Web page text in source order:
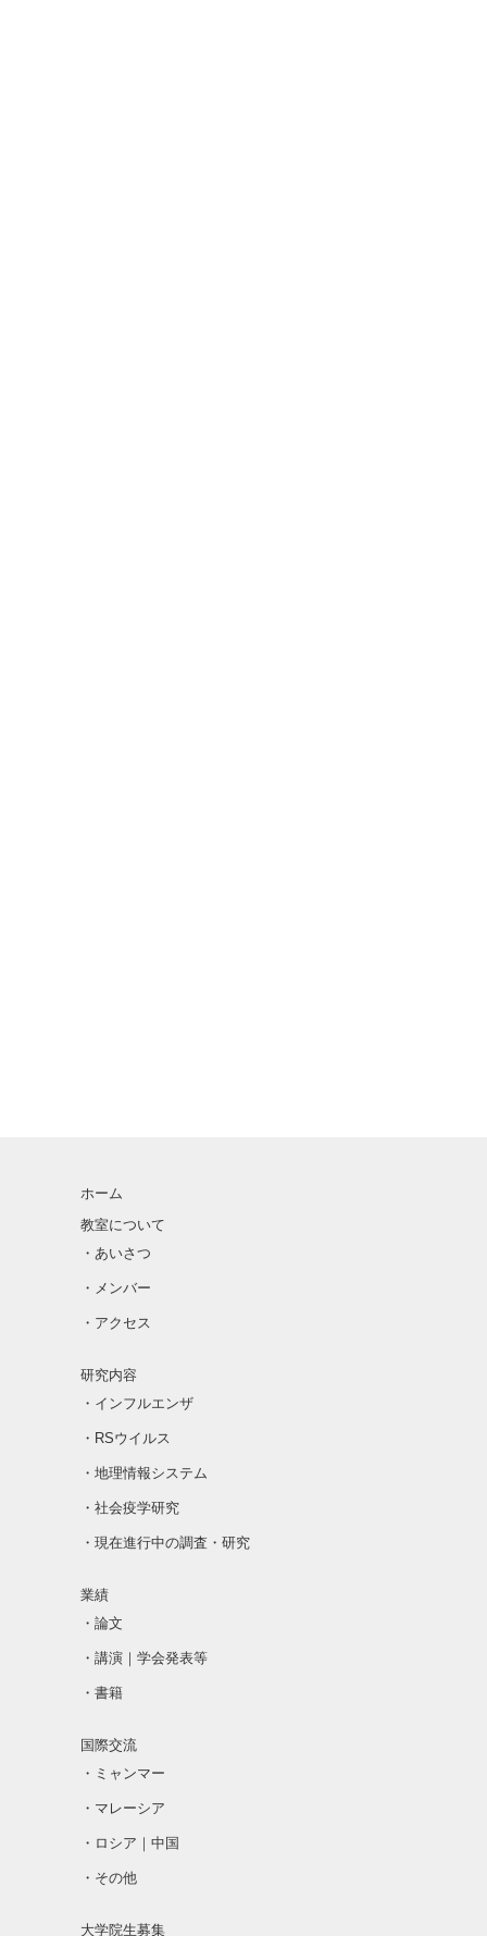
ホーム
教室について
・あいさつ
・メンバー
・アクセス
研究内容
・インフルエンザ
・RSウイルス
・地理情報システム
・社会疫学研究
・現在進行中の調査・研究
業績
・論文
・講演｜学会発表等
・書籍
国際交流
・ミャンマー
・マレーシア
・ロシア｜中国
・その他
大学院生募集